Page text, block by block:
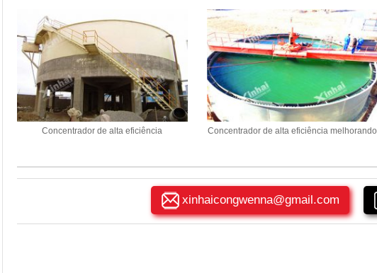
Concentrador de alta eficiência Concentrador de alta eficiência melhorando
xinhaicongwenna@gmail.com